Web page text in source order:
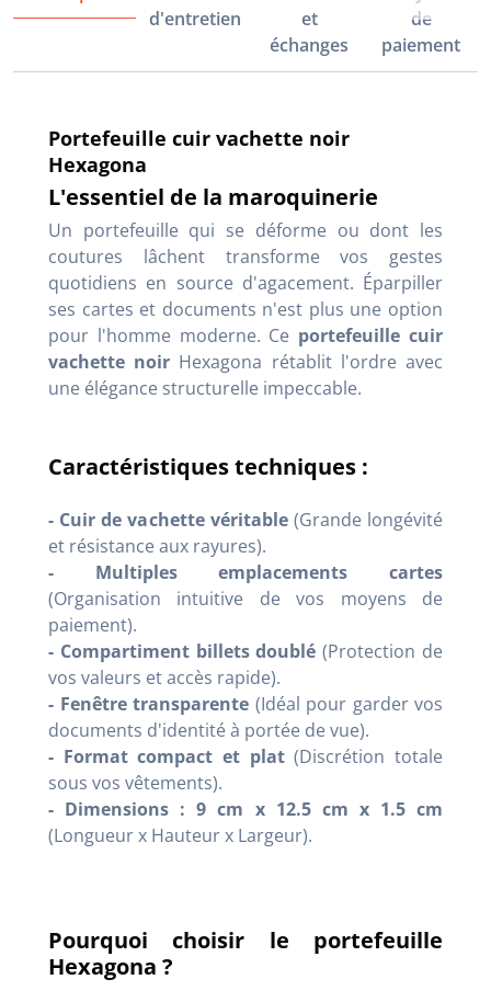
d'entretien
et
échanges
de
paiement
Portefeuille cuir vachette noir
Hexagona
L'essentiel de la maroquinerie
Un portefeuille qui se déforme ou dont les
coutures lâchent transforme vos gestes
quotidiens en source d'agacement. Éparpiller
ses cartes et documents n'est plus une option
pour l'homme moderne. Ce portefeuille cuir
vachette noir Hexagona rétablit l'ordre avec
une élégance structurelle impeccable.
Caractéristiques techniques :
- Cuir de vachette véritable(Grande longévité
et résistance aux rayures).
- Multiples emplacements cartes
(Organisation intuitive de vos moyens de
paiement).
- Compartiment billets doublé (Protection de
vos valeurs et accès rapide).
- Fenêtre transparente (Idéal pour garder vos
documents d'identité à portée de vue).
- Format compact et plat(Discrétion totale
sous vos vêtements).
- Dimensions : 9 cm x 12.5 cm x 1.5 cm
(Longueur x Hauteur x Largeur).
Pourquoi choisir le portefeuille
Hexagona ?